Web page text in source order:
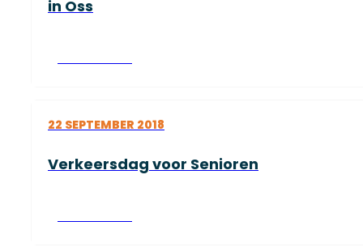
in Oss
22 SEPTEMBER 2018
Verkeersdag voor Senioren